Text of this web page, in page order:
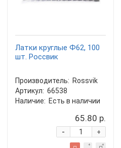
Латки круглые Ф62, 100
шт. Россвик
Производитель: Rossvik
Артикул: 66538
Наличие: Есть в наличии
65.80 р.
+
-